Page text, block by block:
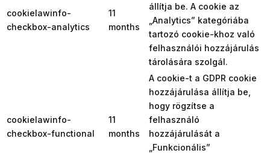
cookielawinfo-
checkbox-analytics
11
months
állítja be. A cookie az
„Analytics” kategóriába
tartozó cookie-khoz való
felhasználói hozzájárulás
tárolására szolgál.
cookielawinfo-
checkbox-functional
11
months
A cookie-t a GDPR cookie
hozzájárulása állítja be,
hogy rögzítse a
felhasználó
hozzájárulását a
„Funkcionális”